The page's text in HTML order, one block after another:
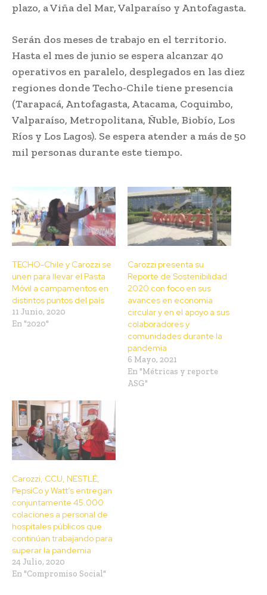
plazo, a Viña del Mar, Valparaíso y Antofagasta.
Serán dos meses de trabajo en el territorio.
Hasta el mes de junio se espera alcanzar 40
operativos en paralelo, desplegados en las diez
regiones donde Techo-Chile tiene presencia
(Tarapacá, Antofagasta, Atacama, Coquimbo,
Valparaíso, Metropolitana, Ñuble, Biobío, Los
Ríos y Los Lagos). Se espera atender a más de 50
mil personas durante este tiempo.
TECHO-Chile y Carozzi se
unen para llevar el Pasta
Móvil a campamentos en
distintos puntos del país
11 Junio, 2020
En "2020"
Carozzi presenta su
Reporte de Sostenibilidad
2020 con foco en sus
avances en economía
circular y en el apoyo a sus
colaboradores y
comunidades durante la
pandemia
6 Mayo, 2021
En "Métricas y reporte
ASG"
Carozzi, CCU, NESTLÉ,
PepsiCo y Watt’s entregan
conjuntamente 45.000
colaciones a personal de
hospitales públicos que
continúan trabajando para
superar la pandemia
24 Julio, 2020
En "Compromiso Social"